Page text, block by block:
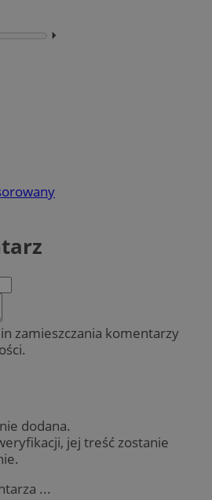
⏵︎
zamieszczania komentarzy
dodana.
jej treść zostanie
...